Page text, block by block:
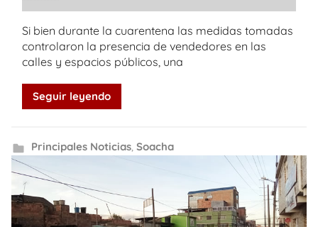
Si bien durante la cuarentena las medidas tomadas
controlaron la presencia de vendedores en las
calles y espacios públicos, una
Seguir leyendo
Principales Noticias, Soacha